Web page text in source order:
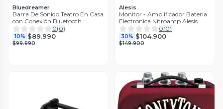
Bluedreamer
Barra De Sonido Teatro En Casa
con Conexión Bluetooth
Conexiones USB
0(0)
10% $89.990
$99.990
Alesis
Monitor - Amplificador Bateria
Electronica Nitroamp Alesis
0(0)
30% $104.900
$149.900